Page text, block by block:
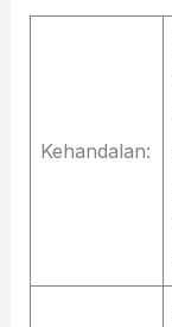
Kehandalan: